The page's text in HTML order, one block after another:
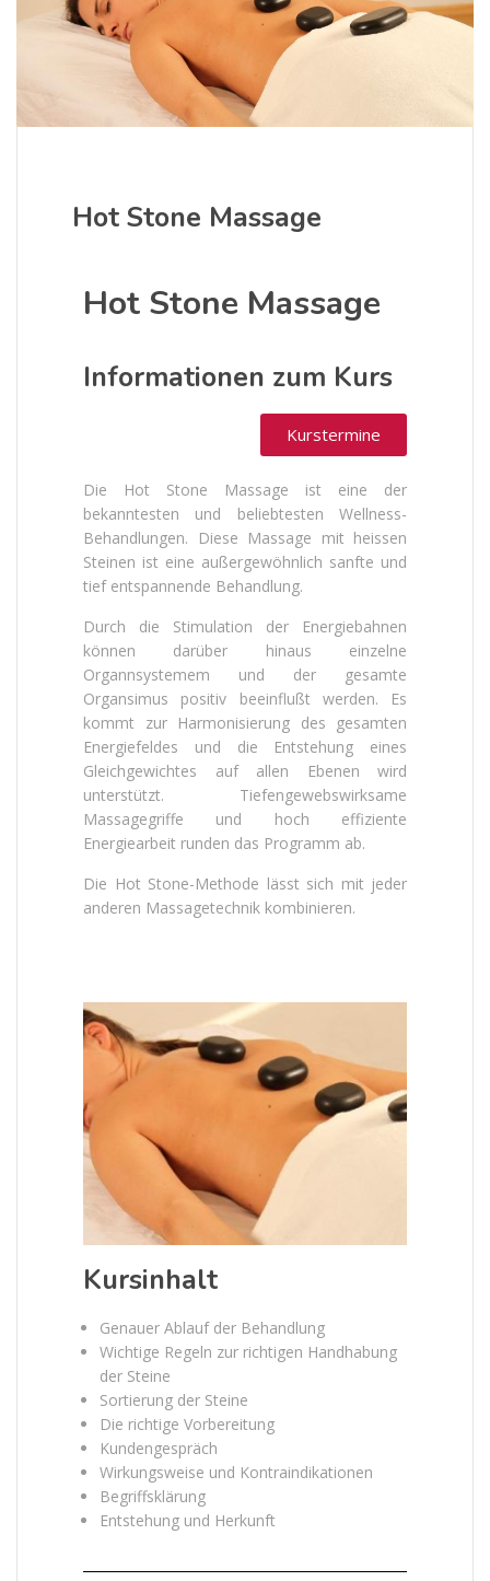
Hot Stone Massage
Hot Stone Massage
Informationen zum Kurs
Kurstermine
Die Hot Stone Massage ist eine der
bekanntesten und beliebtesten Wellness-
Behandlungen. Diese Massage mit heissen
Steinen ist eine außergewöhnlich sanfte und
tief entspannende Behandlung.
Durch die Stimulation der Energiebahnen
können darüber hinaus einzelne
Organnsystemem und der gesamte
Organsimus positiv beeinflußt werden. Es
kommt zur Harmonisierung des gesamten
Energiefeldes und die Entstehung eines
Gleichgewichtes auf allen Ebenen wird
unterstützt. Tiefengewebswirksame
Massagegriffe und hoch effiziente
Energiearbeit runden das Programm ab.
Die Hot Stone-Methode lässt sich mit jeder
anderen Massagetechnik kombinieren.
Kursinhalt
Genauer Ablauf der Behandlung
Wichtige Regeln zur richtigen Handhabung
der Steine
Sortierung der Steine
Die richtige Vorbereitung
Kundengespräch
Wirkungsweise und Kontraindikationen
Begriffsklärung
Entstehung und Herkunft